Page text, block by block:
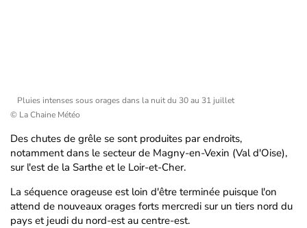
Pluies intenses sous orages dans la nuit du 30 au 31 juillet
© La Chaine Météo
Des chutes de grêle se sont produites par endroits,
notamment dans le secteur de Magny-en-Vexin (Val d'Oise),
sur l'est de la Sarthe et le Loir-et-Cher.
La séquence orageuse est loin d'être terminée puisque l'on
attend de nouveaux orages forts mercredi sur un tiers nord du
pays et jeudi du nord-est au centre-est.